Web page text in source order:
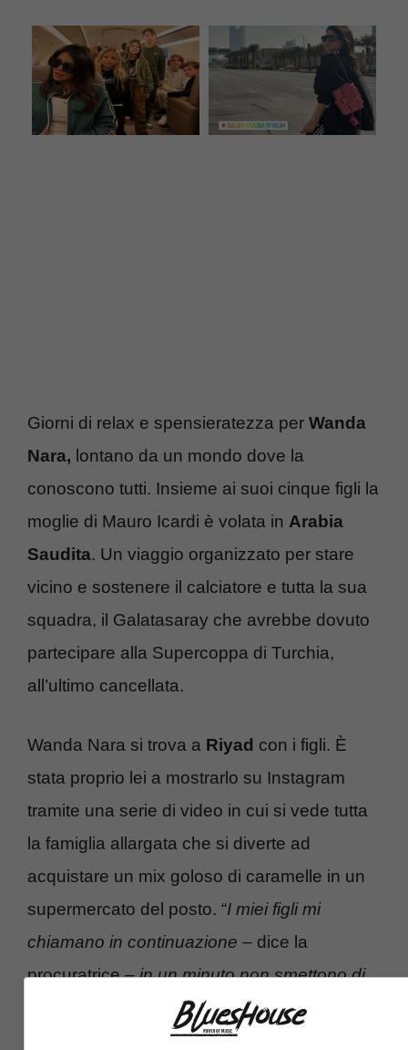
Giorni di relax e spensieratezza per Wanda
Nara, lontano da un mondo dove la
conoscono tutti. Insieme ai suoi cinque figli la
moglie di Mauro Icardi è volata in Arabia
Saudita. Un viaggio organizzato per stare
vicino e sostenere il calciatore e tutta la sua
squadra, il Galatasaray che avrebbe dovuto
partecipare alla Supercoppa di Turchia,
all’ultimo cancellata.
Wanda Nara si trova a Riyad con i figli. È
stata proprio lei a mostrarlo su Instagram
tramite una serie di video in cui si vede tutta
la famiglia allargata che si diverte ad
acquistare un mix goloso di caramelle in un
supermercato del posto. “I miei figli mi
chiamano in continuazione – dice la
procuratrice –in un minuto non smettono di
dire Mamma e Mami”.Lo dice in maniera
fiera e serena da mamma amorevole e